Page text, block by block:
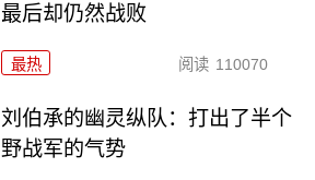
最后却仍然战败
最热 阅读 110070
刘伯承的幽灵纵队：打出了半个
野战军的气势